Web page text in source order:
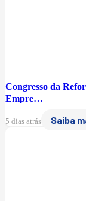
Congresso da
Empre…
5 dias atrás Saiba